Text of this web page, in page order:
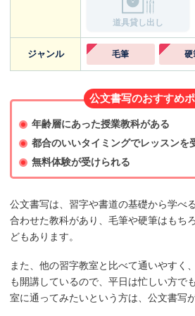
道具貸し出し
ジャンル 毛筆 硬
公文書写のおすすめ
年齢層にあった授業教科がある
都合のいいタイミングでレッスンを
無料体験が受けられる
公文書写は、習字や書道の基礎から学べ
合わせた教科があり、毛筆や硬筆はもち
どもあります。
また、他の習字教室と比べて通いやすく
も開講しているので、平日は忙しい方で
室に通ってみたいという方は、公文書写